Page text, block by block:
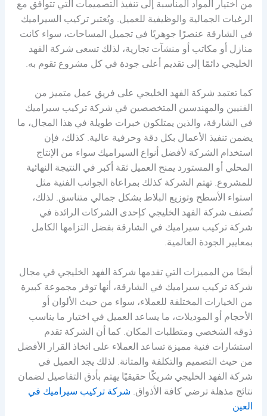
من اختيار المواد المناسبة إلى تنفيذ التصميمات التي تتوافق مع
الرغبات الجمالية والوظيفية للعميل. ويُعتبر تركيب السيراميك
في الشارقة عنصرًا جوهريًا في تجميل المساحات، سواء كانت
منازل أو مكاتب أو منشآت تجارية، لذلك تسعى شركة الفهد
الخليجي دائمًا إلى تقديم أعلى جودة في كل مشروع تقوم به.
كما تعتمد شركة الفهد الخليجي على فريق عمل متميز من
الفنيين والمهندسين المتخصصين في شركة تركيب سيراميك
في الشارقة، والذين يمتلكون خبرات طويلة في هذا المجال، ما
يضمن تنفيذ الأعمال بكل دقة وحرفية عالية. كذلك، فإن
استخدام الشركة لأفضل أنواع السيراميك سواء من الإنتاج
المحلي أو المستورد يمنح العميل ثقة أكبر في النتيجة النهائية
للمشروع. تهتم الشركة كذلك بمراعاة الجوانب الفنية مثل
استواء الأسطح وتوزيع البلاط بشكل جمالي متناسق. لذلك،
تُصنف شركة الفهد الخليجي كإحدى الشركات الرائدة في
شركة تركيب سيراميك في الشارقة بفضل التزامها الكامل
بمعايير الجودة العالمية.
أيضًا من المميزات التي تقدمها شركة الفهد الخليجي في مجال
شركة تركيب سيراميك في الشارقة، أنها توفر مجموعة كبيرة
من الخيارات المختلفة للعملاء، سواء من حيث الألوان أو
الأحجام أو الموديلات، ما يساعد العميل في اختيار ما يناسب
ذوقه الشخصي ومتطلبات المكان. كما أن الشركة تقدم
استشارات فنية مميزة تساعد العملاء على اتخاذ القرار الأفضل
من حيث التصميم والتكلفة والمتانة. لذلك يجد العميل في
شركة الفهد الخليجي شريكًا حقيقيًا يهتم بأدق التفاصيل لضمان
نتائج مذهلة ترضي كافة الأذواق. شركة تركيب سيراميك في
العين